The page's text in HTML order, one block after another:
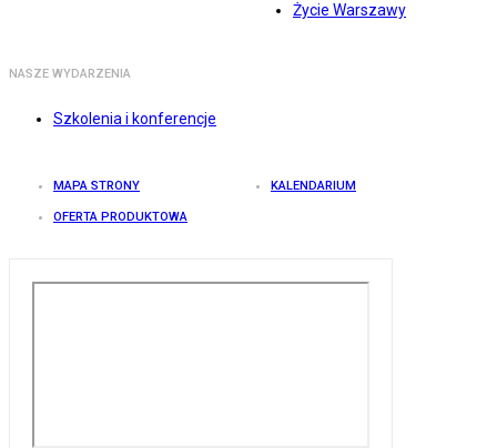
Życie Warszawy
NASZE WYDARZENIA
Szkolenia i konferencje
MAPA STRONY KALENDARIUM
OFERTA PRODUKTOWA